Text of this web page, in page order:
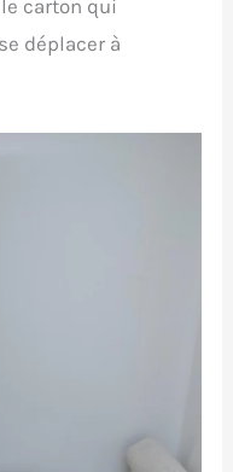
carton qui
déplacer à